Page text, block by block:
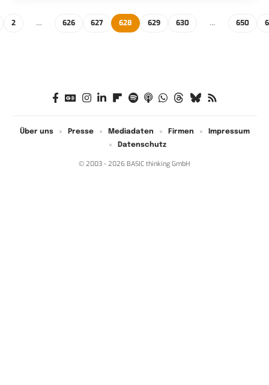
2 … 626 627 628 629 630 … 650
© 2003 - 2026 BASIC thinking GmbH
Über uns Presse Mediadaten Firmen
Impressum
Datenschutz